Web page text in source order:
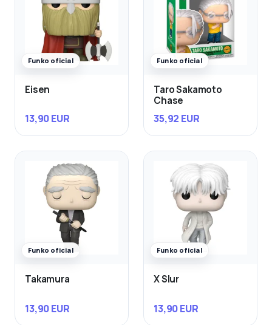
Funko oficial
Eisen
13,90 EUR
Funko oficial
Taro Sakamoto
Chase
35,92 EUR
Funko oficial
Takamura
13,90 EUR
Funko oficial
X Slur
13,90 EUR